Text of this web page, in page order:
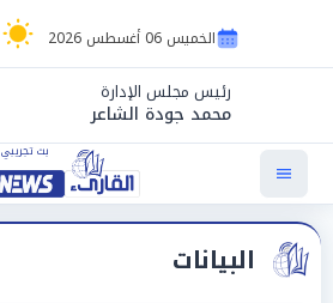
الخميس 06 أغسطس 2026
رئيس مجلس الإدارة
محمد جودة الشاعر
البيانات